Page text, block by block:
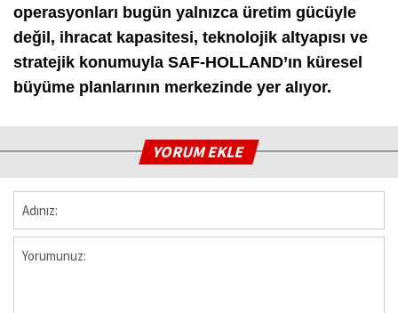
operasyonları bugün yalnızca üretim gücüyle
değil, ihracat kapasitesi, teknolojik altyapısı ve
stratejik konumuyla SAF-HOLLAND’ın küresel
büyüme planlarının merkezinde yer alıyor.
YORUM EKLE